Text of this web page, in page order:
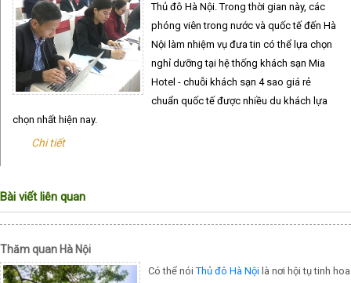
Thủ đô Hà Nội. Trong thời gian này, các
phóng viên trong nước và quốc tế đến Hà
Nội làm nhiệm vụ đưa tin có thể lựa chọn
nghỉ dưỡng tại hệ thống khách sạn Mia
Hotel - chuỗi khách sạn 4 sao giá rẻ
chuẩn quốc tế được nhiều du khách lựa
chọn nhất hiện nay.
Chi tiết
Bài viết liên quan
Thăm quan Hà Nội
Có thể nóiThủ đô Hà Nội là nơi hội tụ tinh hoa